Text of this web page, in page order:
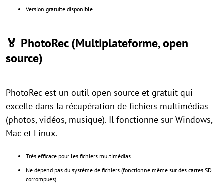
Version gratuite disponible.
🏅 PhotoRec (Multiplateforme, open
source)
PhotoRec est un outil open source et gratuit qui
excelle dans la récupération de fichiers multimédias
(photos, vidéos, musique). Il fonctionne sur Windows,
Mac et Linux.
Très efficace pour les fichiers multimédias.
Ne dépend pas du système de fichiers (fonctionne même sur des cartes SD
corrompues).